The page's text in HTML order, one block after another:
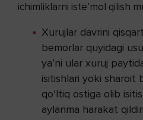
ichimliklarni iste’mol qilish
Xurujlar davrini
bemorlar quyidagi
ya’ni ular xuruj
isitishlari yoki sharoit
qo‘ltiq ostiga olib
aylanma harakat